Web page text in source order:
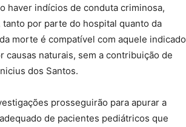
haver indícios de conduta criminosa,
por parte do hospital quanto da
morte é compatível com aquele indicado
naturais, sem a contribuição de
dos Santos.
prosseguirão para apurar a
de pacientes pediátricos que